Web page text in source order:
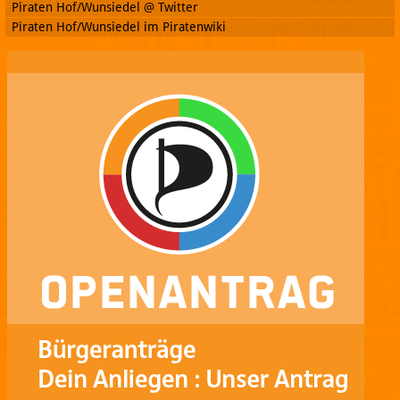
Piraten Hof/Wunsiedel @ Twitter
Piraten Hof/Wunsiedel im Piratenwiki